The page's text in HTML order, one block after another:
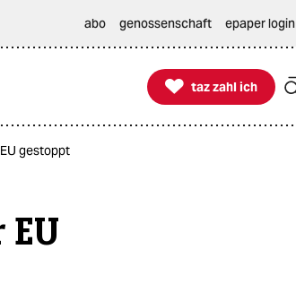
abo genossenschaft epaper login

taz zahl ich
taz zahl ich
gestoppt